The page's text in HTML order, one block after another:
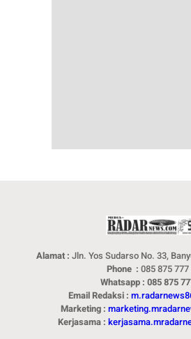
Alamat : Jln. Yos Sudarso No. 33,
Phone : 085 875
Whatsapp : 085 875
Email Redaksi :
Marketing :
Kerjasama :